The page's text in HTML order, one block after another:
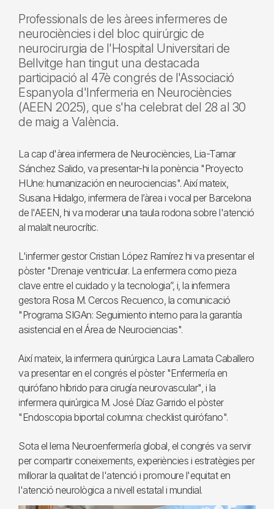
Professionals de les àrees infermeres de
neurociències i del bloc quirúrgic de
neurocirurgia de l'Hospital Universitari de
Bellvitge han tingut una destacada
participació al 47è congrés de l'Associació
Espanyola d'Infermeria en Neurociències
(AEEN 2025), que s'ha celebrat del 28 al 30
de maig a València.
La cap d'àrea infermera de Neurociències, Lia-Tamar
Sánchez Salido, va presentar-hi la ponència "Proyecto
HUne: humanización en neurociencias". Així mateix,
Susana Hidalgo, infermera de l’àrea i vocal per Barcelona
de l'AEEN, hi va moderar una taula rodona sobre l'atenció
al malalt neurocrític.
L'infermer gestor Cristian López Ramírez hi va presentar el
pòster "Drenaje ventricular. La enfermera como pieza
clave entre el cuidado y la tecnologia”, i, la infermera
gestora Rosa M. Cercos Recuenco, la comunicació
"Programa SIGAn: Seguimiento interno para la garantía
asistencial en el Área de Neurociencias".
Així mateix, la infermera quirúrgica Laura Lamata Caballero
va presentar en el congrés el pòster "Enfermería en
quirófano híbrido para cirugía neurovascular", i la
infermera quirúrgica M. José Díaz Garrido el pòster
"Endoscopia biportal columna: checklist quirófano".
Sota el lema Neuroenfermería global, el congrés va servir
per compartir coneixements, experiències i estratègies per
millorar la qualitat de l'atenció i promoure l'equitat en
l'atenció neurològica a nivell estatal i mundial.